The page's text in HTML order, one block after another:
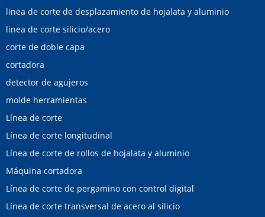
linea de corte de desplazamiento de hojalata y aluminio
linea de corte silicio/acero
corte de doble capa
cortadora
detector de agujeros
molde herramientas
Línea de corte
Línea de corte longitudinal
Línea de corte de rollos de hojalata y aluminio
Máquina cortadora
Línea de corte de pergamino con control digital
Línea de corte transversal de acero al silicio